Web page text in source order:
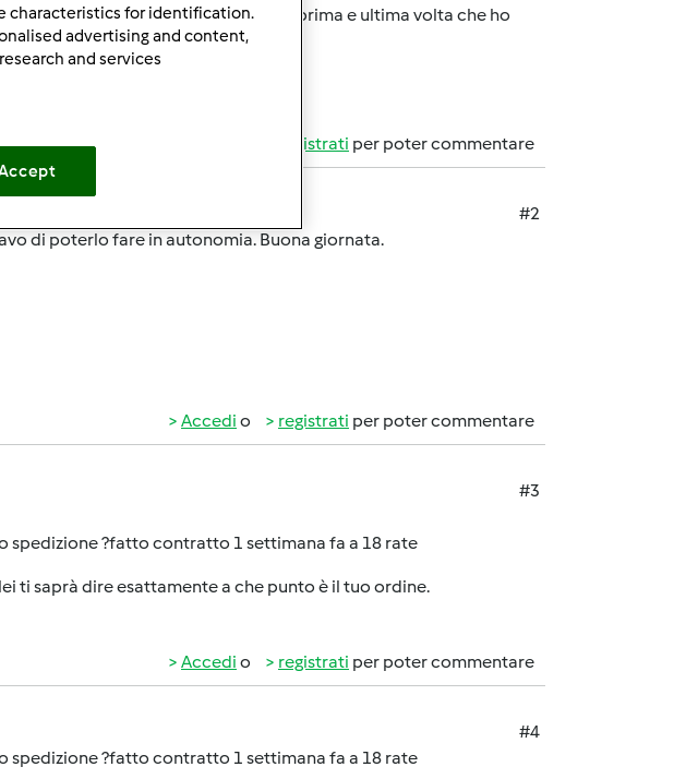
mah sicuramente questa sarà la.prima e ultima volta che ho
registrati per poter commentare
#2
di poterlo fare in autonomia. Buona giornata.
Accedi o registrati per poter commentare
#3
spedizione ?fatto contratto 1 settimana fa a 18 rate
ti saprà dire esattamente a che punto è il tuo ordine.
Accedi o registrati per poter commentare
#4
spedizione ?fatto contratto 1 settimana fa a 18 rate
characteristics for identification.
advertising and content,
and services